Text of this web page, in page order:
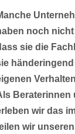
noch
sie die
Beraterinnen
wir das
wir